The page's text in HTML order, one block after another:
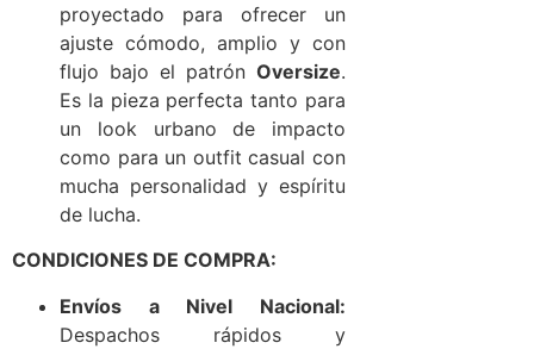
proyectado para ofrecer un
ajuste cómodo, amplio y con
flujo bajo el patrón Oversize.
Es la pieza perfecta tanto para
un look urbano de impacto
como para un outfit casual con
mucha personalidad y espíritu
de lucha.
CONDICIONES DE COMPRA:
Envíos a Nivel Nacional:
Despachos rápidos y